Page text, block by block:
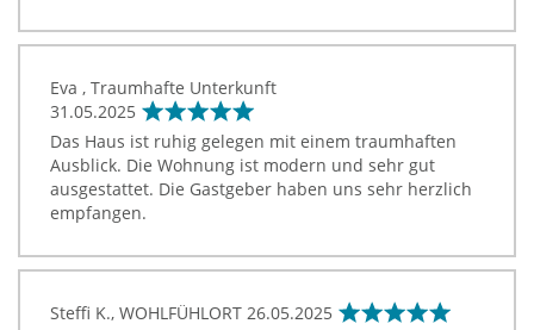
Eva , Traumhafte Unterkunft
31.05.2025
Das Haus ist ruhig gelegen mit einem traumhaften
Ausblick. Die Wohnung ist modern und sehr gut
ausgestattet. Die Gastgeber haben uns sehr herzlich
empfangen.
Steffi K., WOHLFÜHLORT 26.05.2025